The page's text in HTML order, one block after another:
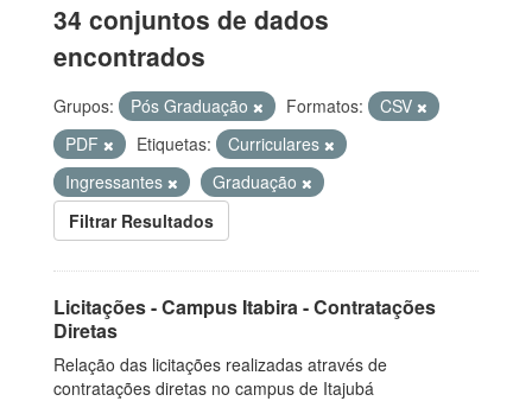
34 conjuntos de dados
encontrados
Grupos: Pós Graduação Formatos:
CSV
PDF
Etiquetas:
Curriculares
Ingressantes
Graduação
Filtrar Resultados
Licitações - Campus Itabira - Contratações
Diretas
Relação das licitações realizadas através de
contratações diretas no campus de Itajubá